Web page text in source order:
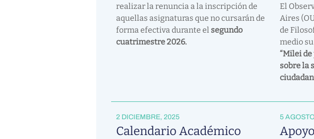
realizar la renuncia a la inscripción de
aquellas asignaturas que no cursarán de
forma efectiva durante el segundo
cuatrimestre 2026.
El
Aires
de
medio
“Milei
sobre la
2 DICIEMBRE, 2025
Calendario Académico
5